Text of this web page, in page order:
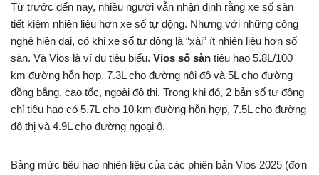
Từ trước đến nay, nhiều người vẫn nhận định rằng xe số sàn
tiết kiệm nhiên liệu hơn xe số tự động. Nhưng với những công
nghệ hiện đại, có khi xe số tự động là “xài” ít nhiên liệu hơn số
sàn. Và Vios là ví dụ tiêu biểu. Vios số sàn tiêu hao 5.8L/100
km đường hỗn hợp, 7.3L cho đường nội đô và 5L cho đường
đồng bằng, cao tốc, ngoài đô thị. Trong khi đó, 2 bản số tự động
chỉ tiêu hao có 5.7L cho 10 km đường hỗn hợp, 7.5L cho đường
đô thị và 4.9L cho đường ngoại ô.
Bảng mức tiêu hao nhiên liệu của các phiên bản Vios 2025 (đơn